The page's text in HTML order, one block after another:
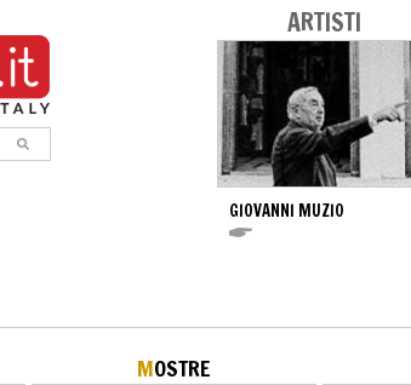
ARTISTI
GIOVANNI MUZIO
MOSTRE